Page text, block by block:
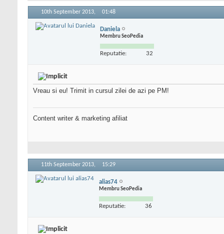
10th September 2013, 01:48
Daniela
Membru SeoPedia
Reputatie: 32
Vreau si eu! Trimit in cursul zilei de azi pe PM!
Content writer & marketing afiliat
11th September 2013, 15:29
alias74
Membru SeoPedia
Reputatie: 36